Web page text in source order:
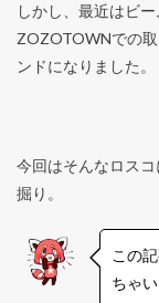
しかし、最近はビ
ZOZOTOWNでの
ンドになりました。
今回はそんなロス
掘り。
この
ちゃい